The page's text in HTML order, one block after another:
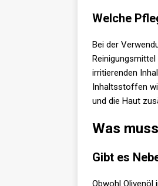
Welche
Bei der
irritierenden
Inhaltsstoffen
und die Haut
Was
Gibt es
Obwohl Olivenöl